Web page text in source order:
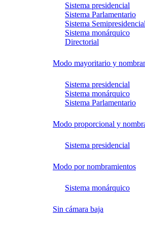
Sistema presidencial
Sistema Parlamentario
Sistema Semipresidencial
Sistema monárquico
Directorial
Modo mayoritario y
Sistema presidencial
Sistema monárquico
Sistema Parlamentario
Modo proporcional y
Sistema presidencial
Modo por nombramientos
Sistema monárquico
Sin cámara baja